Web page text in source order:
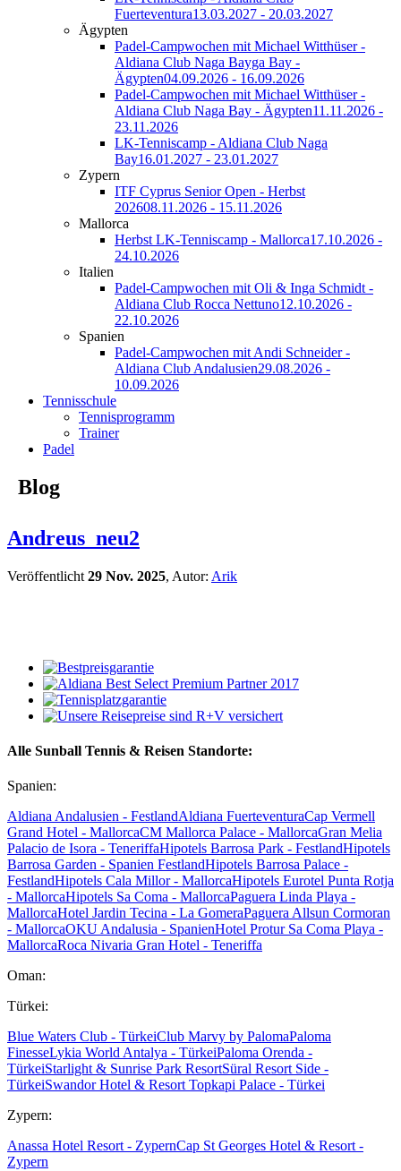
Fuerteventura13.03.2027 - 20.03.2027
Ägypten
Padel-Campwochen mit Michael Witthüser -
Aldiana Club Naga Bayga Bay -
Ägypten04.09.2026 - 16.09.2026
Padel-Campwochen mit Michael Witthüser -
Aldiana Club Naga Bay - Ägypten11.11.2026 -
23.11.2026
LK-Tenniscamp - Aldiana Club Naga
Bay16.01.2027 - 23.01.2027
Zypern
ITF Cyprus Senior Open - Herbst
202608.11.2026 - 15.11.2026
Mallorca
Herbst LK-Tenniscamp - Mallorca17.10.2026 -
24.10.2026
Italien
Padel-Campwochen mit Oli & Inga Schmidt -
Aldiana Club Rocca Nettuno12.10.2026 -
22.10.2026
Spanien
Padel-Campwochen mit Andi Schneider -
Aldiana Club Andalusien29.08.2026 -
10.09.2026
Tennisschule
Tennisprogramm
Trainer
Padel
Blog
Andreus_neu2
Veröffentlicht 29 Nov. 2025, Autor: Arik
Alle Sunball Tennis & Reisen Standorte:
Spanien:
Aldiana Andalusien - FestlandAldiana FuerteventuraCap Vermell
Grand Hotel - MallorcaCM Mallorca Palace - MallorcaGran Melia
Palacio de Isora - TeneriffaHipotels Barrosa Park - FestlandHipotels
Barrosa Garden - Spanien FestlandHipotels Barrosa Palace -
FestlandHipotels Cala Millor - MallorcaHipotels Eurotel Punta Rotja
- MallorcaHipotels Sa Coma - MallorcaPaguera Linda Playa -
MallorcaHotel Jardin Tecina - La GomeraPaguera Allsun Cormoran
- MallorcaOKU Andalusia - SpanienHotel Protur Sa Coma Playa -
MallorcaRoca Nivaria Gran Hotel - Teneriffa
Oman:
Türkei:
Blue Waters Club - TürkeiClub Marvy by PalomaPaloma
FinesseLykia World Antalya - TürkeiPaloma Orenda -
TürkeiStarlight & Sunrise Park ResortSüral Resort Side -
TürkeiSwandor Hotel & Resort Topkapi Palace - Türkei
Zypern:
Anassa Hotel Resort - ZypernCap St Georges Hotel & Resort -
Zypern